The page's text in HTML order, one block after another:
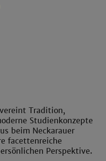
Tradition,
Studienkonzepte
beim Neckarauer
facettenreiche
Perspektive.